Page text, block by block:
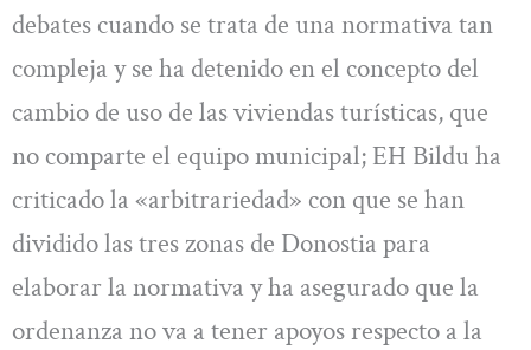
debates cuando se trata de una normativa tan
compleja y se ha detenido en el concepto del
cambio de uso de las viviendas turísticas, que
no comparte el equipo municipal; EH Bildu ha
criticado la «arbitrariedad» con que se han
dividido las tres zonas de Donostia para
elaborar la normativa y ha asegurado que la
ordenanza no va a tener apoyos respecto a la